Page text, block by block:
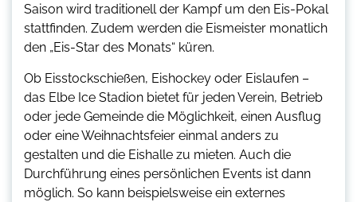
Saison wird traditionell der Kampf um den Eis-Pokal
stattfinden. Zudem werden die Eismeister monatlich
den „Eis-Star des Monats“ küren.
Ob Eisstockschießen, Eishockey oder Eislaufen –
das Elbe Ice Stadion bietet für jeden Verein, Betrieb
oder jede Gemeinde die Möglichkeit, einen Ausflug
oder eine Weihnachtsfeier einmal anders zu
gestalten und die Eishalle zu mieten. Auch die
Durchführung eines persönlichen Events ist dann
möglich. So kann beispielsweise ein externes